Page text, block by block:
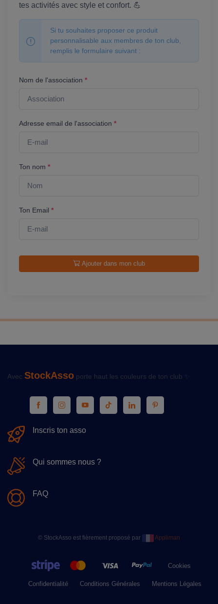
tes activités avec style et confort. 💪
Si tu souhaites proposer ce produit
personnalisable aux membres de ton club,
remplis le formulaire suivant :
Nom de l'association *
Adresse email de l'association *
Ton nom *
Ton Email *
Ajouter dans mon club
Avec StockAsso porte haut les couleurs de ton club ✨
Inscris ton asso
Qui sommes nous ?
FAQ
© StockAsso est fièrement proposé par Appliman
Cookies
Confidentialité Conditions Générales Mentions Légales